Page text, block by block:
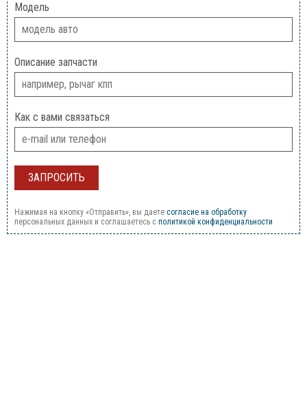
Модель
Описание запчасти
Как с вами связаться
Нажимая на кнопку «Отправить», вы даете согласие на обработку
персональных данных и соглашаетесь c политикой конфиденциальности